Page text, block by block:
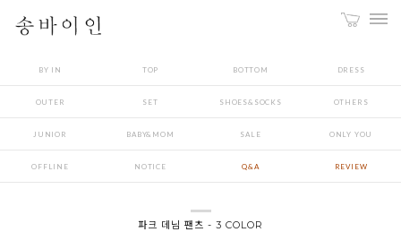
BY IN TOP BOTTOM DRESS
OUTER SET SHOES&SOCKS OTHERS
JUNIOR BABY&MOM SALE ONLY YOU
OFFLINE NOTICE Q&A REVIEW
파크 데님 팬츠 - 3 COLOR